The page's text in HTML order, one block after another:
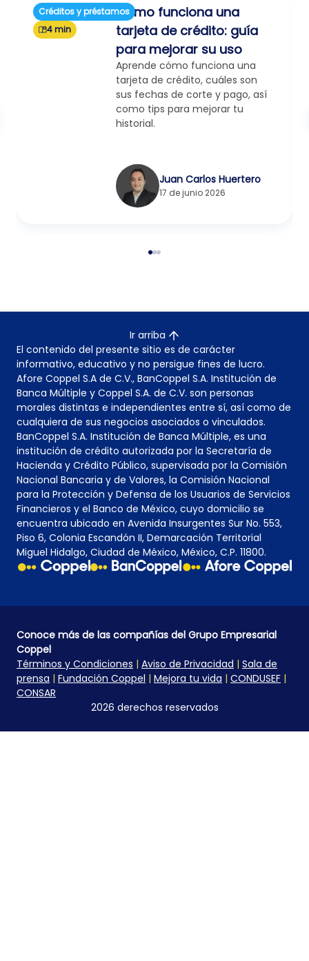
Créditos y préstamos
4 min
Cómo funciona una
tarjeta de crédito: guía
para mejorar su uso
Aprende cómo funciona una
tarjeta de crédito, cuáles son
sus fechas de corte y pago, así
como tips para mejorar tu
historial.
Juan Carlos Huertero
17 de junio 2026
Ir arriba
El contenido del presente sitio es de carácter
informativo, educativo y no persigue fines de lucro.
Afore Coppel S.A de C.V., BanCoppel S.A. Institución de
Banca Múltiple y Coppel S.A. de C.V. son personas
morales distintas e independientes entre sí, así como de
cualquiera de sus negocios asociados o vinculados.
BanCoppel S.A. Institución de Banca Múltiple, es una
institución de crédito autorizada por la Secretaría de
Hacienda y Crédito Público, supervisada por la Comisión
Nacional Bancaria y de Valores, la Comisión Nacional
para la Protección y Defensa de los Usuarios de Servicios
Financieros y el Banco de México, cuyo domicilio se
encuentra ubicado en Avenida Insurgentes Sur No. 553,
Piso 6, Colonia Escandón II, Demarcación Territorial
Miguel Hidalgo, Ciudad de México, México, C.P. 11800.
Conoce más de las compañías del Grupo Empresarial
Coppel
Términos y Condiciones | Aviso de Privacidad | Sala de
prensa | Fundación Coppel | Mejora tu vida | CONDUSEF |
CONSAR
2026 derechos reservados